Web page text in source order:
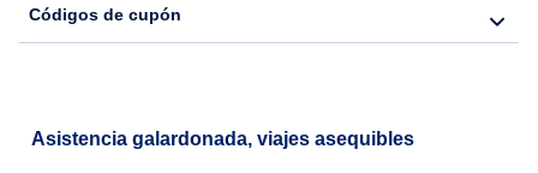
Códigos de cupón
Asistencia galardonada, viajes asequibles